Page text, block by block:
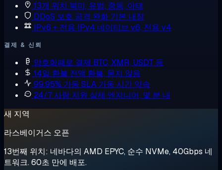
13개 위치 북미, 유럽, 중동, 아태
DDoS 보호 공격 완화 기본 내장
IPv6 + 전용 IPv4 네이티브 v6, 전용 v4
결제 & 신뢰
암호화폐로 결제 BTC, XMR, USDT 등
14일 환불 전액 환불, 묻지 않음
99.95% 가동 SLA 가동 시간 약속
24/7 사람 지원 실제 엔지니어, 몇 분 내
새 지역
라스베이거스 오픈
13번째 위치: 네바다의 AMD EPYC, 순수 NVMe, 40Gbps 네
트워크. 60초 만에 배포.